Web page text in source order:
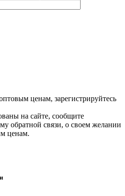
ценам, зарегистрируйтесь
на сайте, сообщите
обратной связи, о своем желании
ценам.